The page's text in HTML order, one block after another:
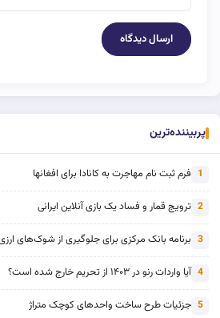
پربیننده‌ترین
1 فرم ثبت نام مهاجرت به کانادا برای افغانها
2 ترویج قمار و فساد یک بازی آنلاین ایرانی
3 برنامه بانک مرکزی برای جلوگیری از شوک‌های
4 آیا واردات رنو در ۱۴۰۳ از تحریم خارج شده است؟
5 جزئیات طرح ساخت واحدهای کوچک متراژ